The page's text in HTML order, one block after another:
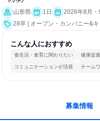
山形県 1日
2026年8月・
28卒 | オープン・カンパニー&
こんな人におすすめ
食生活・食育に関わりたい 健康促
コミュニケーションが活発 チーム
募集情報